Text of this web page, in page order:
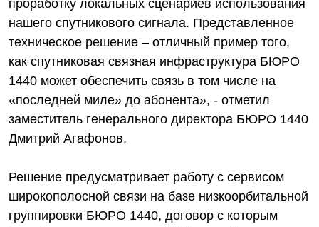
проработку локальных сценариев использования
нашего спутникового сигнала. Представленное
техническое решение – отличный пример того,
как спутниковая связная инфраструктура БЮРО
1440 может обеспечить связь в том числе на
«последней миле» до абонента», - отметил
заместитель генерального директора БЮРО 1440
Дмитрий Агафонов.
Решение предусматривает работу с сервисом
широкополосной связи на базе низкоорбитальной
группировки БЮРО 1440, договор с которым